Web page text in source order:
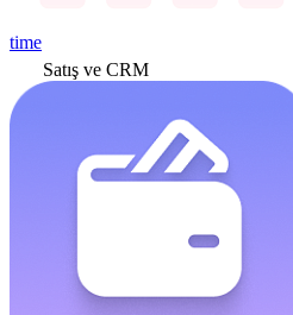
time
Satış ve CRM